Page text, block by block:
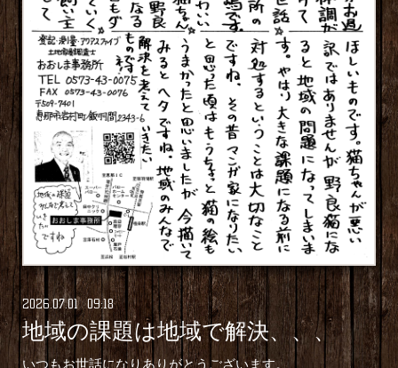
2026.07.01 09:18
地域の課題は地域で解決、、、
いつもお世話になりありがとうございます。